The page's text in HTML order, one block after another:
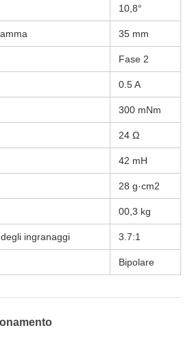
10,8°
35 mm
Fase 2
0.5 A
300 mNm
24 Ω
42 mH
28 g·cm2
00,3 kg
ingranaggi 3.7:1
Bipolare